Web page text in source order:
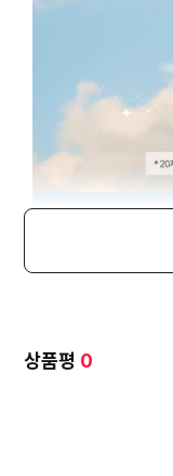
상품평 0